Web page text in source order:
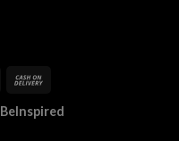
BeInspired